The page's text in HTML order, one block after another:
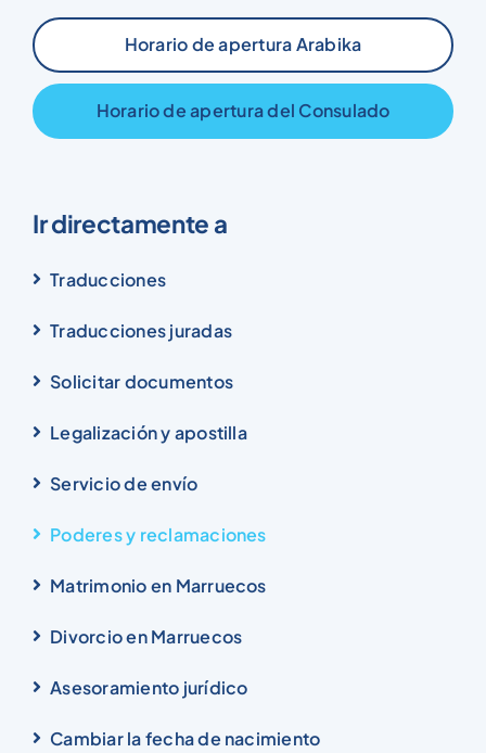
Horario de apertura Arabika
Horario de apertura del Consulado
Ir directamente a
Traducciones
Traducciones juradas
Solicitar documentos
Legalización y apostilla
Servicio de envío
Poderes y reclamaciones
Matrimonio en Marruecos
Divorcio en Marruecos
Asesoramiento jurídico
Cambiar la fecha de nacimiento